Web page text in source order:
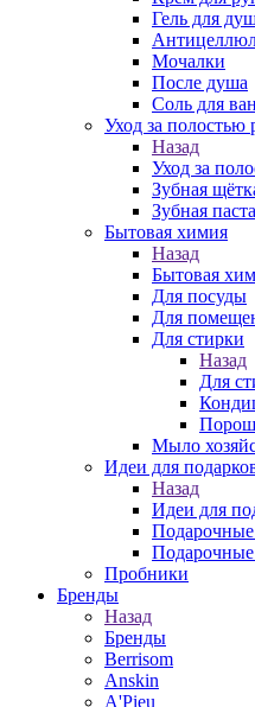
Гель для
Мочалки
После душа
Соль для
Уход за полостью
Назад
Уход за
Зубная
Зубная паста
Бытовая химия
Назад
Бытовая
Для посуды
Для
Для стирки
Назад
Для
Мыло
Идеи для
Назад
Идеи для
Пробники
Бренды
Назад
Бренды
Berrisom
Anskin
A'Pieu